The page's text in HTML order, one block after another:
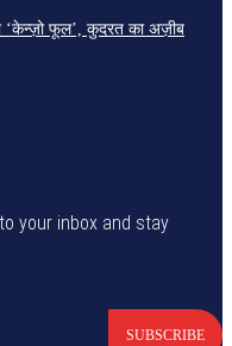
‘केन्ज़ो फूल’, कुदरत का अज़ीब
your inbox and stay
SUBSCRIBE